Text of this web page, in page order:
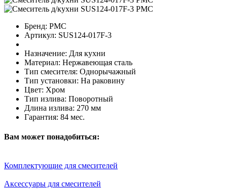
Бренд: РМС
Артикул: SUS124-017F-3
Назначение: Для кухни
Материал: Нержавеющая сталь
Тип смесителя: Однорычажный
Тип установки: На раковину
Цвет: Хром
Тип излива: Поворотный
Длина излива: 270 мм
Гарантия: 84 мес.
Вам может понадобиться:
Комплектующие для смесителей
Аксессуары для смесителей